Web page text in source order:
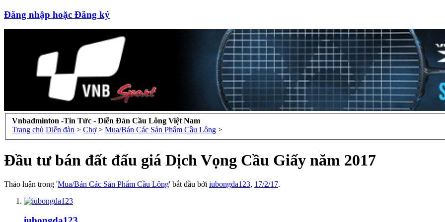
Đăng nhập hoặc Đăng ký
Vnbadminton -Tin Tức - Diễn Đàn Cầu Lông Việt Nam
Trang chủ Diễn đàn > Chợ > Mua/Bán Các Sản Phẩm Cầu Lông >
Đầu tư bán đất đấu giá Dịch Vọng Cầu Giấy năm 2017
Thảo luận trong 'Mua/Bán Các Sản Phẩm Cầu Lông' bắt đầu bởi iubongda123, 17/2/17.